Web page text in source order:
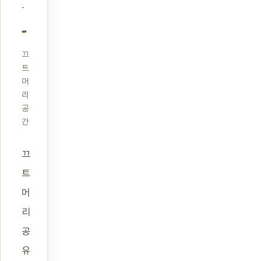
.
끄
트
머
리
공
간
끄
트
머
리
공
유